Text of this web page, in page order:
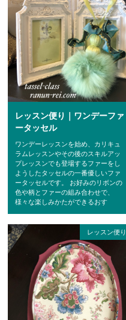
レッスン便り｜ワンデーファ
ータッセル
ワンデーレッスンを始め、カリキュ
ラムレッスンやその後のスキルアッ
プレッスンでも登場するファーをし
ようしたタッセルの一番優しいファ
ータッセルです。 お好みのリボンの
色や柄とファーの組み合わせで、
様々な楽しみかたができるおす
レッスン便り